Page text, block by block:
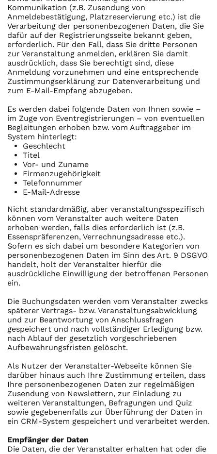
Kommunikation (z.B. Zusendung von
Anmeldebestätigung, Platzreservierung etc.) ist die
Verarbeitung der personenbezogenen Daten, die Sie
dafür auf der Registrierungsseite bekannt geben,
erforderlich. Für den Fall, dass Sie dritte Personen
zur Veranstaltung anmelden, erklären Sie damit
ausdrücklich, dass Sie berechtigt sind, diese
Anmeldung vorzunehmen und eine entsprechende
Zustimmungserklärung zur Datenverarbeitung und
zum E-Mail-Empfang abzugeben.
Es werden dabei folgende Daten von Ihnen sowie –
im Zuge von Eventregistrierungen – von eventuellen
Begleitungen erhoben bzw. vom Auftraggeber im
System hinterlegt:
Geschlecht
Titel
Vor- und Zuname
Firmenzugehörigkeit
Telefonnummer
E-Mail-Adresse
Nicht standardmäßig, aber veranstaltungsspezifisch
können vom Veranstalter auch weitere Daten
erhoben werden, falls dies erforderlich ist (z.B.
Essenspräferenzen, Verrechnungsadresse etc.).
Sofern es sich dabei um besondere Kategorien von
personenbezogenen Daten im Sinn des Art. 9 DSGVO
handelt, holt der Veranstalter hierfür die
ausdrückliche Einwilligung der betroffenen Personen
ein.
Die Buchungsdaten werden vom Veranstalter zwecks
späterer Vertrags- bzw. Veranstaltungsabwicklung
und zur Beantwortung von Anschlussfragen
gespeichert und nach vollständiger Erledigung bzw.
nach Ablauf der gesetzlich vorgeschriebenen
Aufbewahrungsfristen gelöscht.
Als Nutzer der Veranstalter-Webseite können Sie
darüber hinaus auch Ihre Zustimmung erteilen, dass
Ihre personenbezogenen Daten zur regelmäßigen
Zusendung von Newslettern, zur Einladung zu
weiteren Veranstaltungen, Befragungen und Quiz
sowie gegebenenfalls zur Überführung der Daten in
ein CRM-System gespeichert und verarbeitet werden.
Empfänger der Daten
Die Daten, die der Veranstalter erhalten hat oder die